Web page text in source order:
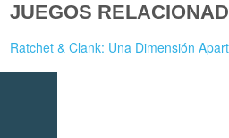
JUEGOS
Ratchet & Clank: Una Dimensión